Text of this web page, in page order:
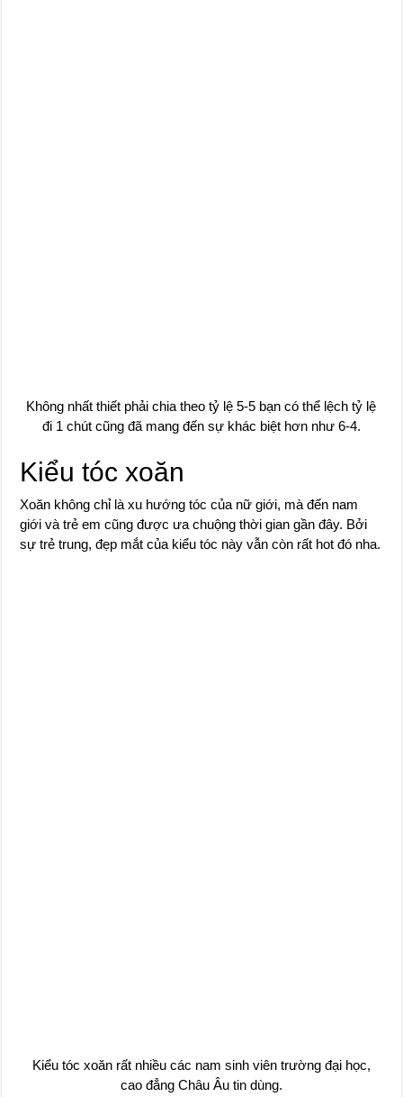
Không nhất thiết phải chia theo tỷ lệ 5-5 bạn có thể lệch tỷ lệ
đi 1 chút cũng đã mang đến sự khác biệt hơn như 6-4.
Kiểu tóc xoăn
Xoăn không chỉ là xu hướng tóc của nữ giới, mà đến nam
giới và trẻ em cũng được ưa chuộng thời gian gần đây. Bởi
sự trẻ trung, đẹp mắt của kiểu tóc này vẫn còn rất hot đó nha.
Kiểu tóc xoăn rất nhiều các nam sinh viên trường đại học,
cao đẳng Châu Âu tin dùng.